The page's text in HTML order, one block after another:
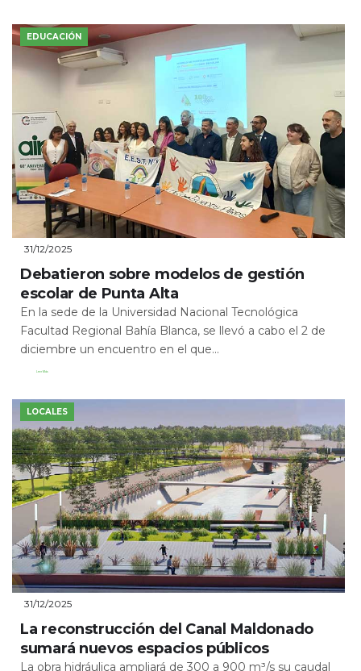
EDUCACIÓN
31/12/2025
Debatieron sobre modelos de gestión
escolar de Punta Alta
En la sede de la Universidad Nacional Tecnológica
Facultad Regional Bahía Blanca, se llevó a cabo el 2 de
diciembre un encuentro en el que...
Leer Más
LOCALES
31/12/2025
La reconstrucción del Canal Maldonado
sumará nuevos espacios públicos
La obra hidráulica ampliará de 300 a 900 m³/s su caudal